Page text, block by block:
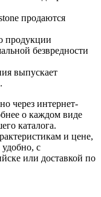
продаются
продукции
безвредности
выпускает
через интернет-
о каждом виде
каталога.
и цене,
с
или доставкой по